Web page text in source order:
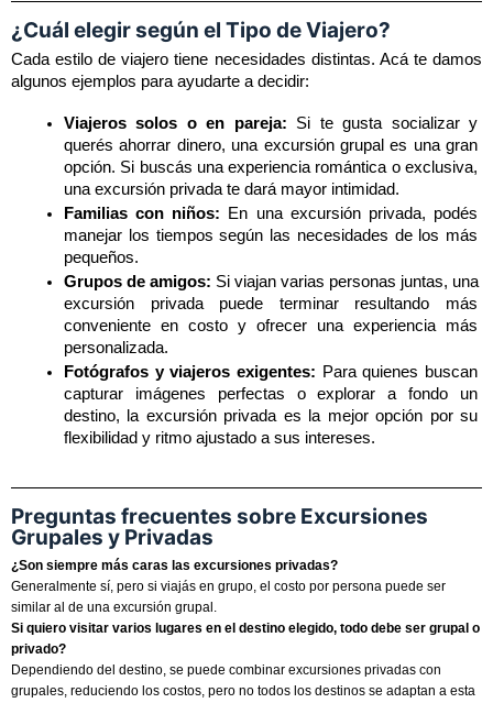
¿Cuál elegir según el Tipo de Viajero?
Cada estilo de viajero tiene necesidades distintas. Acá te damos
algunos ejemplos para ayudarte a decidir:
Viajeros solos o en pareja: Si te gusta socializar y
querés ahorrar dinero, una excursión grupal es una gran
opción. Si buscás una experiencia romántica o exclusiva,
una excursión privada te dará mayor intimidad.
Familias con niños: En una excursión privada, podés
manejar los tiempos según las necesidades de los más
pequeños.
Grupos de amigos: Si viajan varias personas juntas, una
excursión privada puede terminar resultando más
conveniente en costo y ofrecer una experiencia más
personalizada.
Fotógrafos y viajeros exigentes: Para quienes buscan
capturar imágenes perfectas o explorar a fondo un
destino, la excursión privada es la mejor opción por su
flexibilidad y ritmo ajustado a sus intereses.
Preguntas frecuentes sobre Excursiones
Grupales y Privadas
¿Son siempre más caras las excursiones privadas?
Generalmente sí, pero si viajás en grupo, el costo por persona puede ser
similar al de una excursión grupal.
Si quiero visitar varios lugares en el destino elegido, todo debe ser grupal o
privado?
Dependiendo del destino, se puede combinar excursiones privadas con
grupales, reduciendo los costos, pero no todos los destinos se adaptan a esta